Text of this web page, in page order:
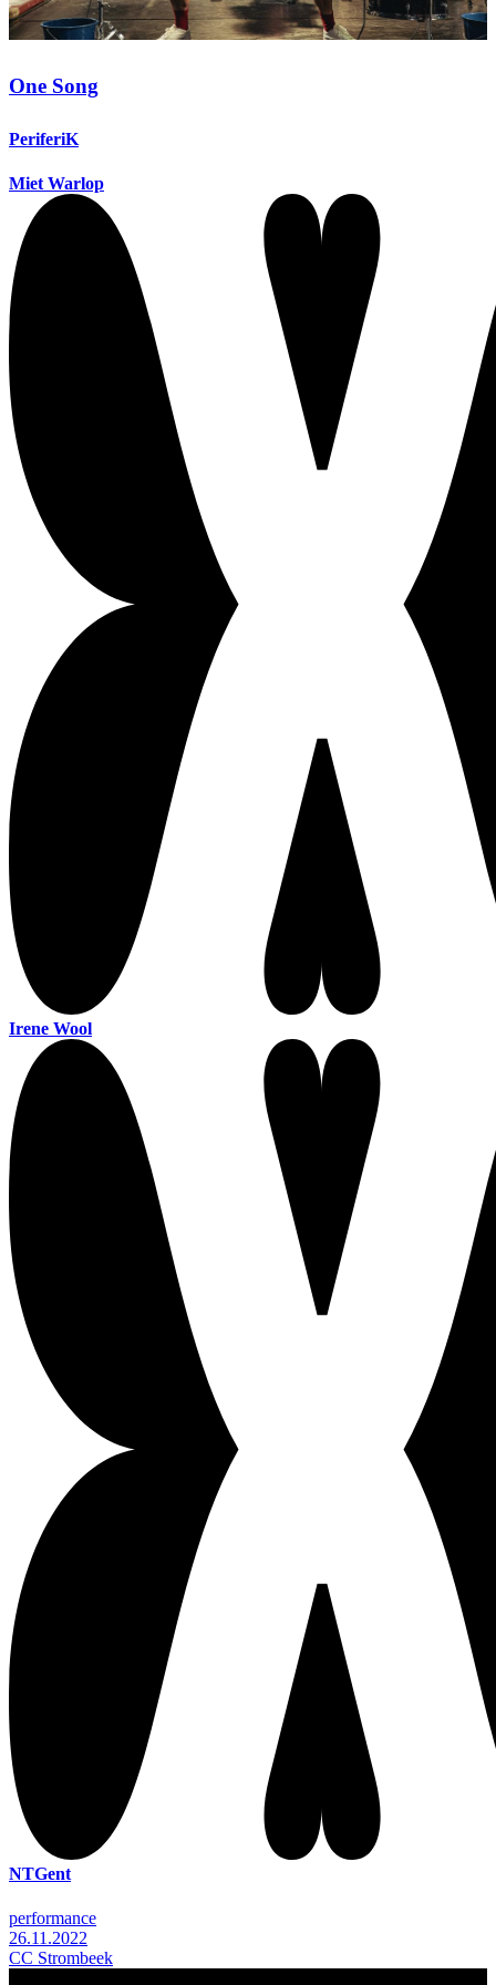
One Song
PeriferiK
Miet Warlop
Irene Wool
NTGent
performance
26.11.2022
CC Strombeek